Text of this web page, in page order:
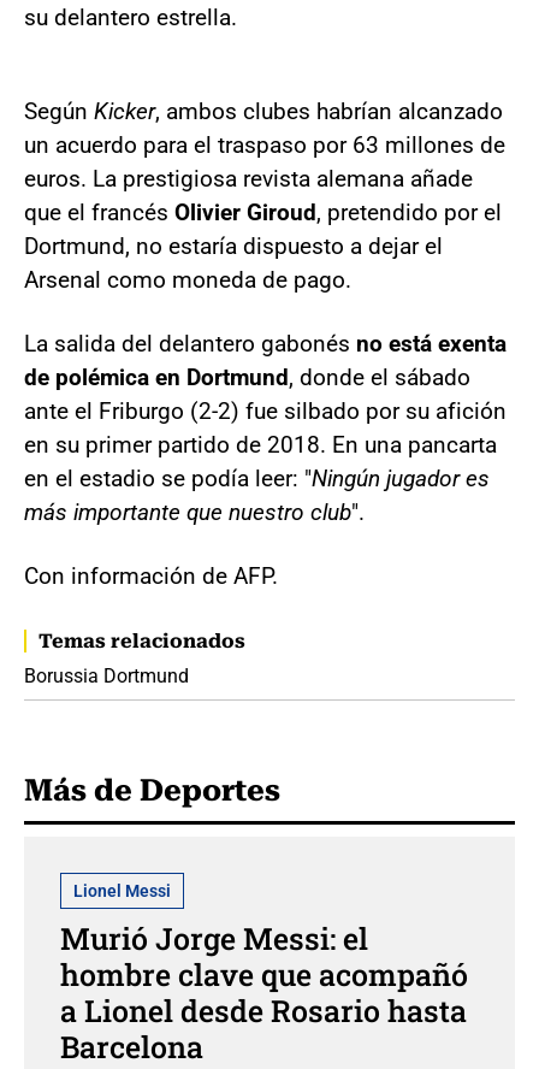
su delantero estrella.
Según Kicker, ambos clubes habrían alcanzado
un acuerdo para el traspaso por 63 millones de
euros. La prestigiosa revista alemana añade
que el francés Olivier Giroud, pretendido por el
Dortmund, no estaría dispuesto a dejar el
Arsenal como moneda de pago.
La salida del delantero gabonés no está exenta
de polémica en Dortmund, donde el sábado
ante el Friburgo (2-2) fue silbado por su afición
en su primer partido de 2018. En una pancarta
en el estadio se podía leer: "Ningún jugador es
más importante que nuestro club".
Con información de AFP.
Temas relacionados
Borussia Dortmund
Más de Deportes
Lionel Messi
Murió Jorge Messi: el
hombre clave que acompañó
a Lionel desde Rosario hasta
Barcelona